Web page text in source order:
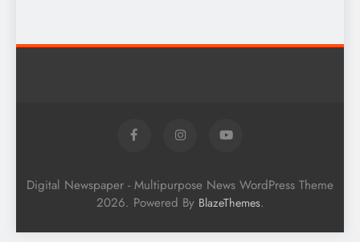
Digital Newspaper - Multipurpose News WordPress Theme
2026. Powered By BlazeThemes.